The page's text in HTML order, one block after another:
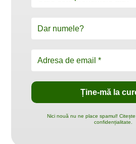
Nici nouă nu ne place spamul!
confidențialitate.